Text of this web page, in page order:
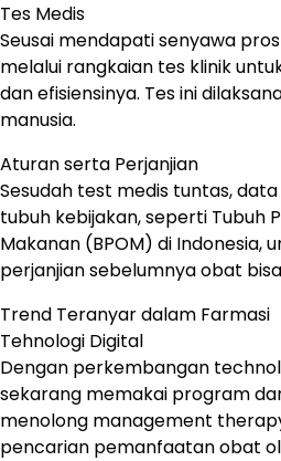
Tes Medis
Seusai mendapati senyawa
melalui rangkaian tes klinik
dan efisiensinya. Tes ini
manusia.
Aturan serta Perjanjian
Sesudah test medis tuntas,
tubuh kebijakan, seperti Tubuh
Makanan (BPOM) di Indonesia,
perjanjian sebelumnya obat
Trend Teranyar dalam Farmasi
Tehnologi Digital
Dengan perkembangan
sekarang memakai program
menolong management
pencarian pemanfaatan obat